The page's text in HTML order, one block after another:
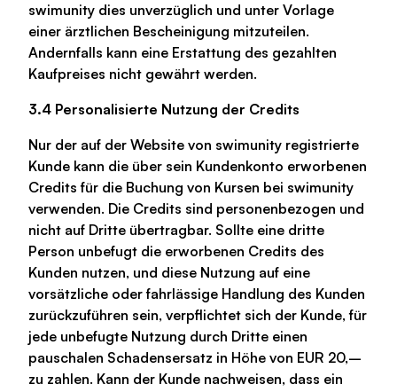
swimunity dies unverzüglich und unter Vorlage
einer ärztlichen Bescheinigung mitzuteilen.
Andernfalls kann eine Erstattung des gezahlten
Kaufpreises nicht gewährt werden.
3.4 Personalisierte Nutzung der Credits
Nur der auf der Website von swimunity registrierte
Kunde kann die über sein Kundenkonto erworbenen
Credits für die Buchung von Kursen bei swimunity
verwenden. Die Credits sind personenbezogen und
nicht auf Dritte übertragbar. Sollte eine dritte
Person unbefugt die erworbenen Credits des
Kunden nutzen, und diese Nutzung auf eine
vorsätzliche oder fahrlässige Handlung des Kunden
zurückzuführen sein, verpflichtet sich der Kunde, für
jede unbefugte Nutzung durch Dritte einen
pauschalen Schadensersatz in Höhe von EUR 20,–
zu zahlen. Kann der Kunde nachweisen, dass ein